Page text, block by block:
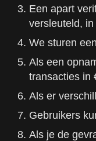
Een apart
versleuteld,
We sturen
Als een
transacties in
Als er
Gebruikers
Als je de